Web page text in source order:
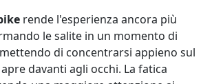
rende l'esperienza ancora più
le salite in un momento di
di concentrarsi appieno sul
davanti agli occhi. La fatica